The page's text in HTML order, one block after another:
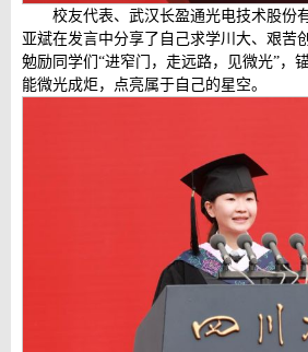
校友代表、武汉长盈通光电技术股份
亚斌在发言中分享了自己求学川大、艰苦
勉励同学们“进窄门，走远路，见微光”，
能微光成炬，点亮属于自己的星空。